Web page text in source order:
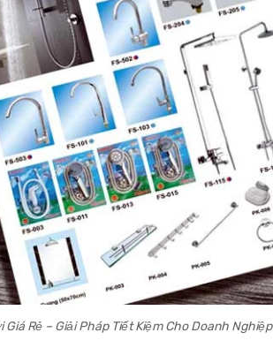
Giá Rẻ – Giải Pháp Tiết Kiệm Cho Doanh Nghiệp